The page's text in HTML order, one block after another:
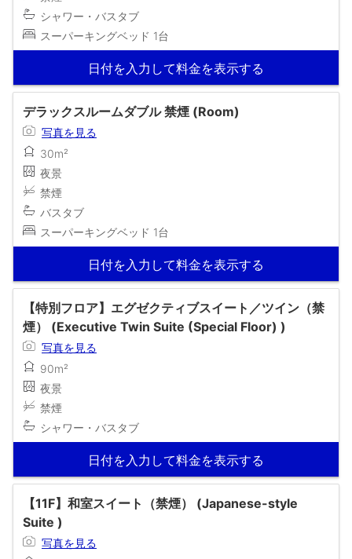
シャワー・バスタブ
スーパーキングベッド 1台
日付を入力して料金を表示する
デラックスルームダブル 禁煙 (Room)
写真を見る
30m²
夜景
禁煙
バスタブ
スーパーキングベッド 1台
日付を入力して料金を表示する
【特別フロア】エグゼクティブスイート／ツイン（禁
煙） (Executive Twin Suite (Special Floor) )
写真を見る
90m²
夜景
禁煙
シャワー・バスタブ
日付を入力して料金を表示する
【11F】和室スイート（禁煙） (Japanese-style
Suite )
写真を見る